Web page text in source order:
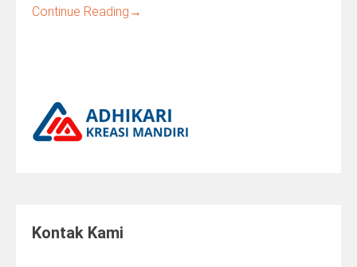
Continue Reading →
Kontak Kami